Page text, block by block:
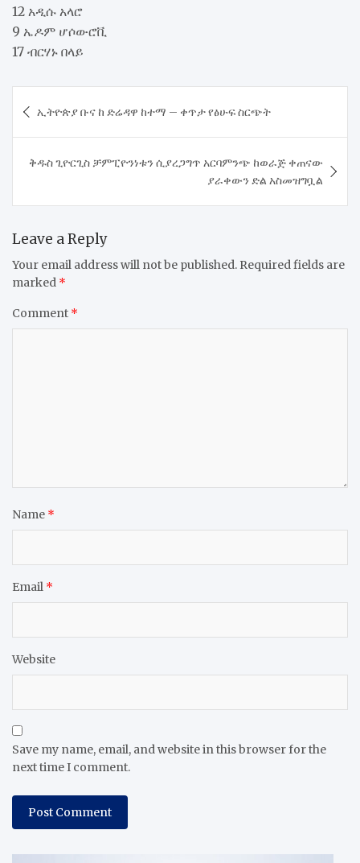
12 አዲሱ አላሮ
9 ኤዶም ሆሶውሮቪ
17 ብርሃኑ በላይ
navigation
ኢትዮጵያ ቡና ከ ድሬዳዋ ከተማ – ቀጥታ የፅሁፍ ስርጭት
ቅዱስ ጊዮርጊስ ቻምፒዮንነቱን ሲያረጋግጥ አርባምንጭ ከወራጅ ቀጠናው
ያራቀውን ድል አስመዝግቧል
Leave a Reply
Your email address will not be published. Required fields are
marked *
Comment *
Name *
Email *
Website
Save my name, email, and website in this browser for the
next time I comment.